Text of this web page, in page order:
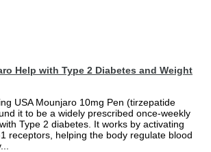
Help with Type 2 Diabetes and Weight
USA Mounjaro 10mg Pen (tirzepatide
it to be a widely prescribed once-weekly
Type 2 diabetes. It works by activating
receptors, helping the body regulate blood